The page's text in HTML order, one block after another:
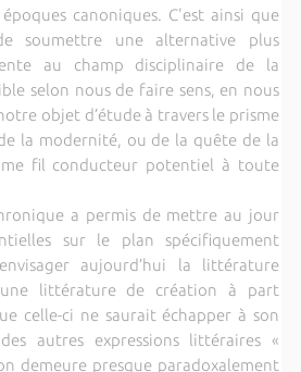
canoniques. C'est ainsi que
soumettre une alternative plus
au champ disciplinaire de la
selon nous de faire sens, en nous
objet d’étude à travers le prisme
la modernité, ou de la quête de la
fil conducteur potentiel à toute
a permis de mettre au jour
sur le plan spécifiquement
aujourd’hui la littérature
une littérature de création à part
celle-ci ne saurait échapper à son
autres expressions littéraires «
demeure presque paradoxalement